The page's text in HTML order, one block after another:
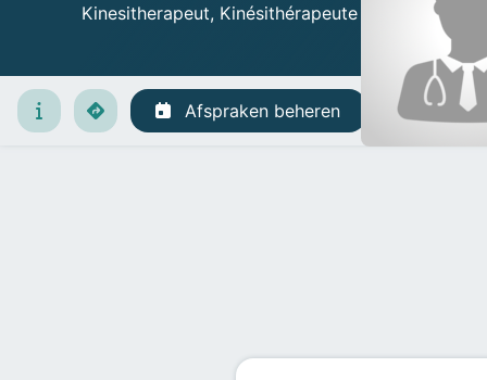
Kinesitherapeut, Kinésithérapeute
Afspraken beheren